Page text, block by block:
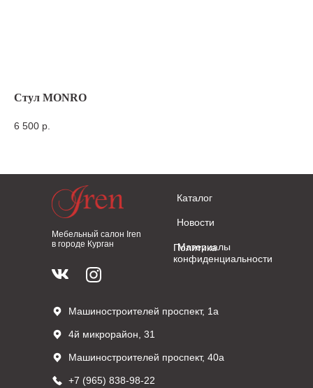
Стул MONRO
6 500 р.
Машиностроителей проспект, 1а
4й микрорайон, 31
Машиностроителей проспект, 40а
+7 (965) 838-98-22
Каталог
Новости
Политика
конфиденциальности
Материалы
Мебельный салон Iren
в городе Курган